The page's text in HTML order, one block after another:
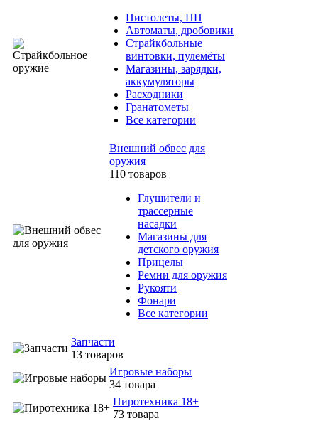
Пистолеты, ПП
Автоматы, дробовики
Страйкбольные
винтовки, пулемёты
Магазины, зарядки,
аккумуляторы
Расходники
Гранатометы
Все категории
Внешний обвес для
оружия
110 товаров
Глушители и
трассерные
насадки
Магазины для
детского оружия
Прицелы
Ремни для оружия
Рукояти
Фонари
Все категории
Запчасти
13 товаров
Игровые наборы
34 товара
Пиротехника 18+
73 товара